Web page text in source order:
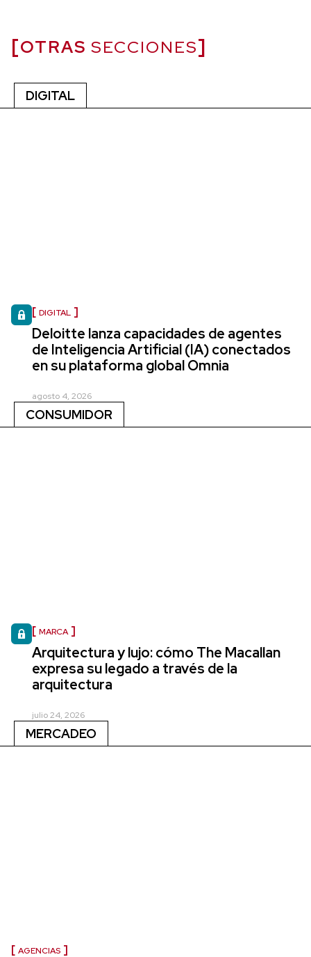
OTRAS SECCIONES
DIGITAL
DIGITAL
Deloitte lanza capacidades de agentes
de Inteligencia Artificial (IA) conectados
en su plataforma global Omnia
agosto 4, 2026
CONSUMIDOR
MARCA
Arquitectura y lujo: cómo The Macallan
expresa su legado a través de la
arquitectura
julio 24, 2026
MERCADEO
AGENCIAS